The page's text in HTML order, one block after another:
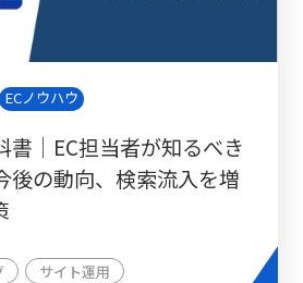
ECノウハウ
書│EC担当者が知るべき
後の動向、検索流入を増
サイト運用